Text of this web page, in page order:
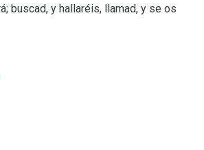
buscad, y hallaréis, llamad, y se os